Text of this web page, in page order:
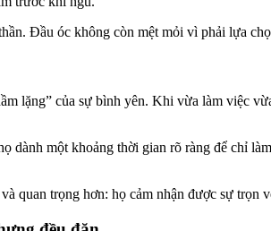
Đầu óc không còn mệt mỏi vì phải lựa
lặng” của sự bình yên. Khi vừa làm việc
dành một khoảng thời gian rõ ràng để chỉ làm
quan trọng hơn: họ cảm nhận được sự